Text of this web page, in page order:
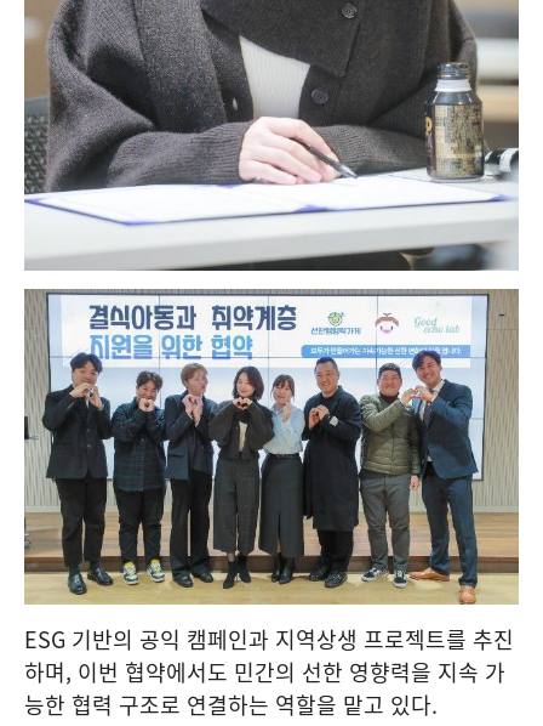
ESG 기반의 공익 캠페인과 지역상생 프로젝트를 추진
하며, 이번 협약에서도 민간의 선한 영향력을 지속 가
능한 협력 구조로 연결하는 역할을 맡고 있다.